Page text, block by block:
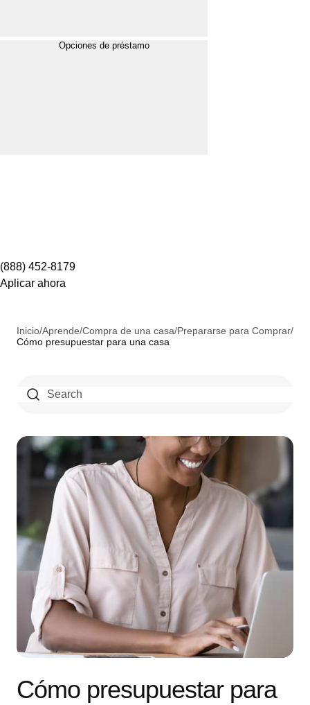
Opciones de préstamo
(888) 452-8179
Aplicar ahora
Inicio/Aprende/Compra de una casa/Prepararse para Comprar/
Cómo presupuestar para una casa
Cómo presupuestar para